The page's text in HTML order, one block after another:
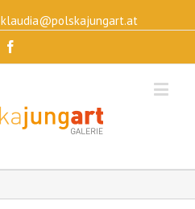
klaudia@polskajungart.at